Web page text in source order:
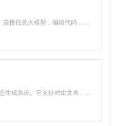
保≥2.0
本地
gh_mirrors/nof/nofx
Claude Code 的开源替代方案。连接任意大模型，编辑代码，运行命令，自动验证 — 全自动执行。用 Rust 构建，极致性能。 ｜ An open-source alternative to Claude Code. Connect any LLM, edit code, run commands, and verify changes — autonomously. Built in Rust for speed. Get Started
MiniMax H3 是一个通用的全模态生成系统。它支持对由文本、图像、视频和音频组成的多模态上下文进行统一理解，并能生成分辨率高达 2K、时长可达 15 秒的带原生立体声音频的视频。得益于面向任务泛化的系统设计，H3 在预训练阶段就已具备广泛的多模态上下文理解与生成能力，能够出色地执行复杂的多模态指令。